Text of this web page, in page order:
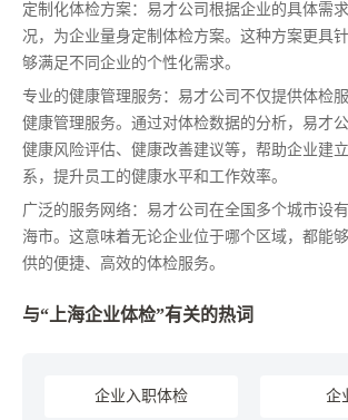
定制化体检方案：易才公司根据企业的具体需
况，为企业量身定制体检方案。这种方案更具
够满足不同企业的个性化需求。
专业的健康管理服务：易才公司不仅提供体检
健康管理服务。通过对体检数据的分析，易才
健康风险评估、健康改善建议等，帮助企业建
系，提升员工的健康水平和工作效率。
广泛的服务网络：易才公司在全国多个城市设
海市。这意味着无论企业位于哪个区域，都能
供的便捷、高效的体检服务。
与“上海企业体检”有关的热词
企业入职体检 企